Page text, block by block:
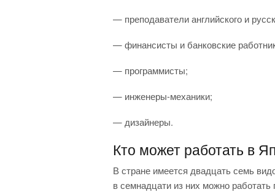
— преподаватели английского и
— финансисты и банковские
— программисты;
— инженеры-механики;
— дизайнеры.
Кто может работать в
В стране имеется двадцать семь
в семнадцати из них можно работать